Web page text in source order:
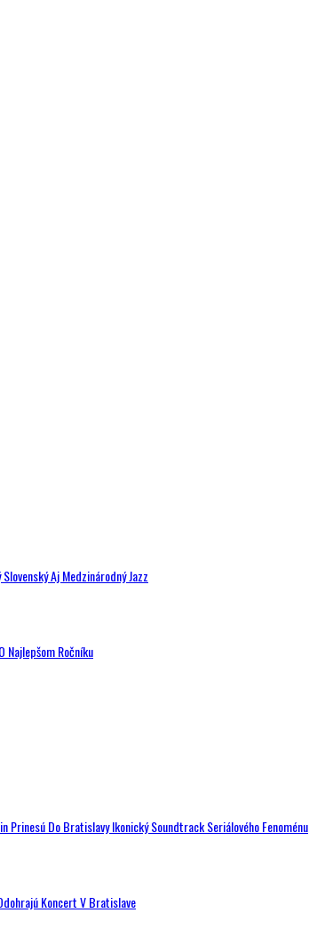
Aj Medzinárodný Jazz
Najlepšom Ročníku
Prinesú Do Bratislavy Ikonický Soundtrack Seriálového Fenoménu
Koncert V Bratislave